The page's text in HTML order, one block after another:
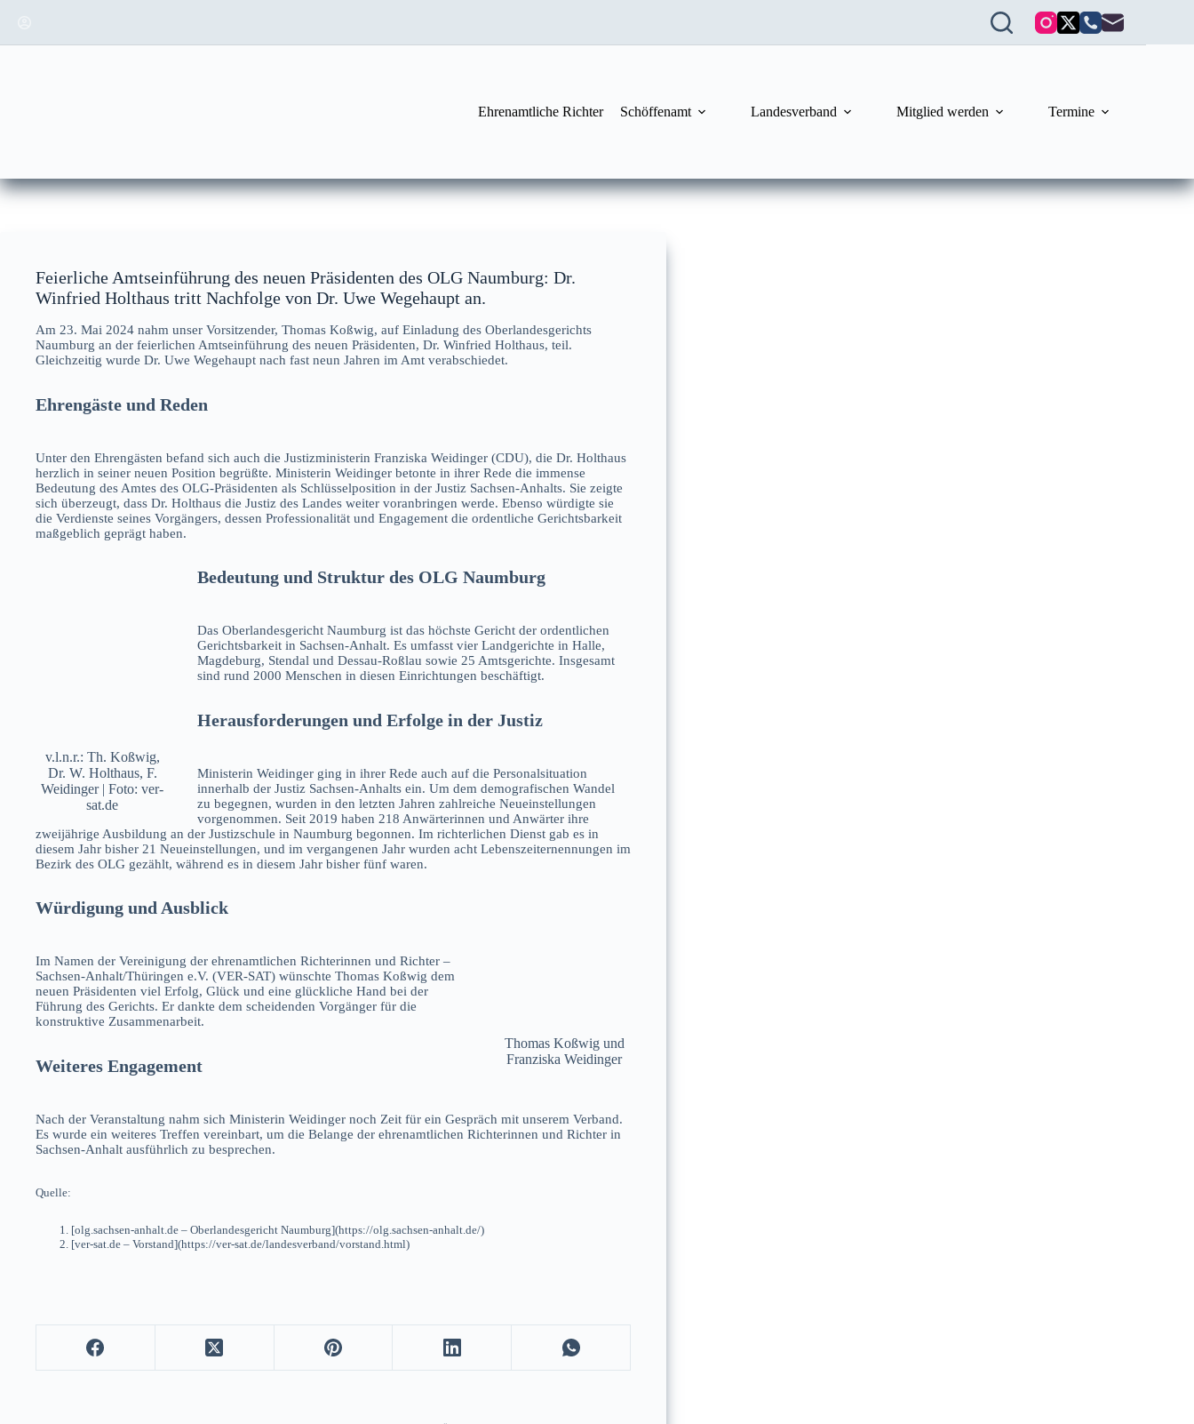
Ehrenamtliche Richter Schöffenamt Landesverband Mitglied werden Termine
Feierliche Amtseinführung des neuen Präsidenten des OLG Naumburg: Dr.
Winfried Holthaus tritt Nachfolge von Dr. Uwe Wegehaupt an.
Am 23. Mai 2024 nahm unser Vorsitzender, Thomas Koßwig, auf Einladung des Oberlandesgerichts
Naumburg an der feierlichen Amtseinführung des neuen Präsidenten, Dr. Winfried Holthaus, teil.
Gleichzeitig wurde Dr. Uwe Wegehaupt nach fast neun Jahren im Amt verabschiedet.
Ehrengäste und Reden
Unter den Ehrengästen befand sich auch die Justizministerin Franziska Weidinger (CDU), die Dr. Holthaus
herzlich in seiner neuen Position begrüßte. Ministerin Weidinger betonte in ihrer Rede die immense
Bedeutung des Amtes des OLG-Präsidenten als Schlüsselposition in der Justiz Sachsen-Anhalts. Sie zeigte
sich überzeugt, dass Dr. Holthaus die Justiz des Landes weiter voranbringen werde. Ebenso würdigte sie
die Verdienste seines Vorgängers, dessen Professionalität und Engagement die ordentliche Gerichtsbarkeit
maßgeblich geprägt haben.
v.l.n.r.: Th. Koßwig,
Dr. W. Holthaus, F.
Weidinger | Foto: ver-
sat.de
Bedeutung und Struktur des OLG Naumburg
Das Oberlandesgericht Naumburg ist das höchste Gericht der ordentlichen
Gerichtsbarkeit in Sachsen-Anhalt. Es umfasst vier Landgerichte in Halle,
Magdeburg, Stendal und Dessau-Roßlau sowie 25 Amtsgerichte. Insgesamt
sind rund 2000 Menschen in diesen Einrichtungen beschäftigt.
Herausforderungen und Erfolge in der Justiz
Ministerin Weidinger ging in ihrer Rede auch auf die Personalsituation
innerhalb der Justiz Sachsen-Anhalts ein. Um dem demografischen Wandel
zu begegnen, wurden in den letzten Jahren zahlreiche Neueinstellungen
vorgenommen. Seit 2019 haben 218 Anwärterinnen und Anwärter ihre
zweijährige Ausbildung an der Justizschule in Naumburg begonnen. Im richterlichen Dienst gab es in
diesem Jahr bisher 21 Neueinstellungen, und im vergangenen Jahr wurden acht Lebenszeiternennungen im
Bezirk des OLG gezählt, während es in diesem Jahr bisher fünf waren.
Thomas Koßwig und
Franziska Weidinger
Würdigung und Ausblick
Im Namen der Vereinigung der ehrenamtlichen Richterinnen und Richter –
Sachsen-Anhalt/Thüringen e.V. (VER-SAT) wünschte Thomas Koßwig dem
neuen Präsidenten viel Erfolg, Glück und eine glückliche Hand bei der
Führung des Gerichts. Er dankte dem scheidenden Vorgänger für die
konstruktive Zusammenarbeit.
Weiteres Engagement
Nach der Veranstaltung nahm sich Ministerin Weidinger noch Zeit für ein Gespräch mit unserem Verband.
Es wurde ein weiteres Treffen vereinbart, um die Belange der ehrenamtlichen Richterinnen und Richter in
Sachsen-Anhalt ausführlich zu besprechen.
Quelle:
[olg.sachsen-anhalt.de – Oberlandesgericht Naumburg](https://olg.sachsen-anhalt.de/)
[ver-sat.de – Vorstand](https://ver-sat.de/landesverband/vorstand.html)